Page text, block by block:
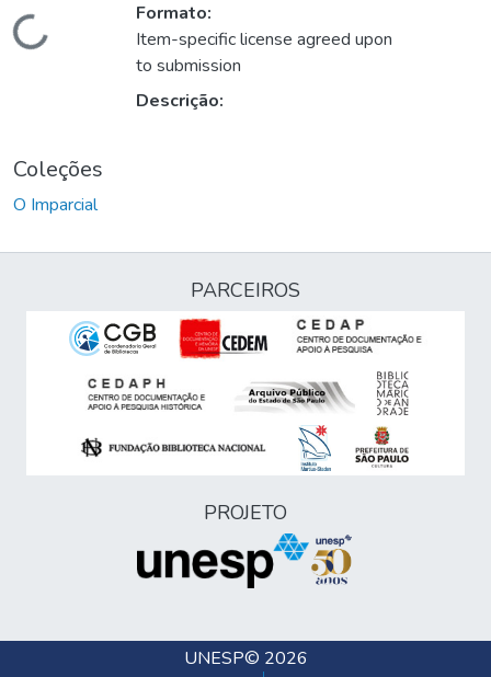
Carregando...
Formato:
Item-specific license agreed upon
to submission
Descrição:
Coleções
O Imparcial
PARCEIROS
PROJETO
UNESP© 2026